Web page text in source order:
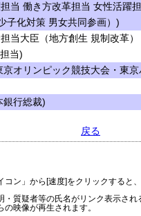
当 働き方改革担当 女性活躍
子化対策 男女共同参画）)
当大臣（地方創生 規制改革
当)
オリンピック競技大会・東
行総裁)
戻る
コン」から[速度]をクリックすると
・質疑者等の氏名がリンク表示さ
映像が再生されます。